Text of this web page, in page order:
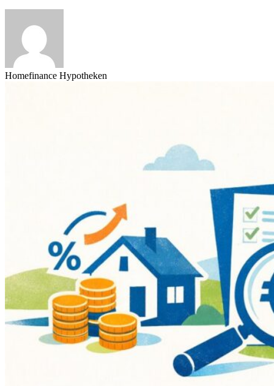
Homefinance Hypotheken